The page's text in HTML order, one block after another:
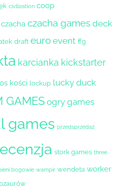
civilization coop
czacha czacha games deck
draft euro event ffg
karcianka kickstarter
kości lockup lucky duck
GAMES ogry games
games przedsprzedaż
stork games three
bogowie wampir wendeta worker